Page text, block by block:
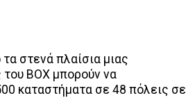
στενά πλαίσια μιας
BOX μπορούν να
καταστήματα σε 48 πόλεις σε